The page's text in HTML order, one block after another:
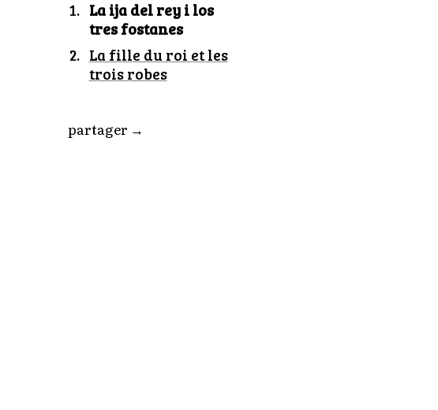
La ija del rey i los
tres fostanes
La fille du roi et les
trois robes
partager →